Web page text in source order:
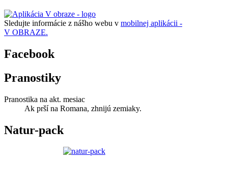
Sledujte informácie z nášho webu v mobilnej aplikácii -
V OBRAZE.
Facebook
Pranostiky
Pranostika na akt. mesiac
Ak prší na Romana, zhnijú zemiaky.
Natur-pack